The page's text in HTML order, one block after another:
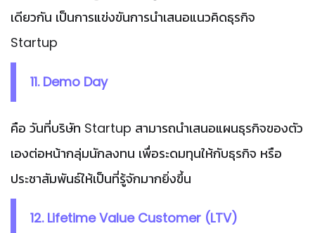
เดียวกัน เป็นการแข่งขันการนำเสนอแนวคิดธุรกิจ
Startup
11. Demo Day
คือ วันที่บริษัท Startup สามารถนำเสนอแผนธุรกิจของตัว
เองต่อหน้ากลุ่มนักลงทน เพื่อระดมทุนให้กับธุรกิจ หรือ
ประชาสัมพันธ์ให้เป็นที่รู้จักมากยิ่งขึ้น
12. Lifetime Value Customer (LTV)